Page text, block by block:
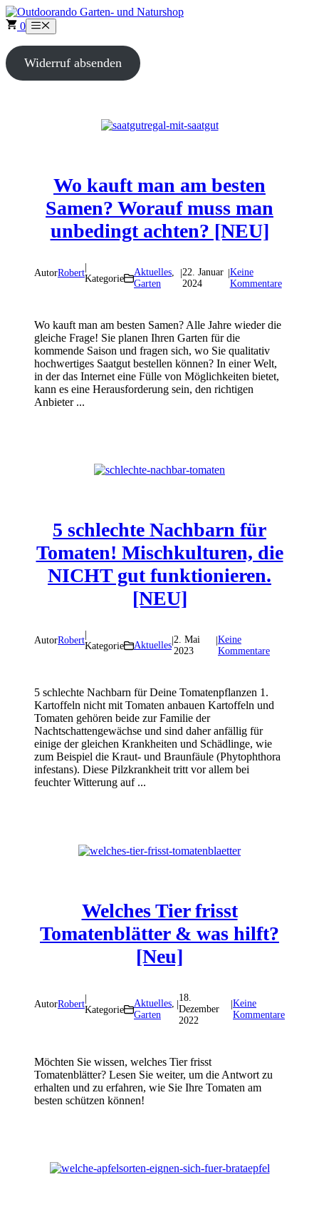
Zum
Inhalt
springen
0 Menü
Widerruf absenden
Wo kauft man am besten
Samen? Worauf muss man
unbedingt achten? [NEU]
AutorRobert
Kategorie
Aktuelles
Garten
|22. Januar
2024
Keine
Kommentare
Wo kauft man am besten Samen? Alle Jahre wieder die
gleiche Frage! Sie planen Ihren Garten für die
kommende Saison und fragen sich, wo Sie qualitativ
hochwertiges Saatgut bestellen können? In einer Welt,
in der das Internet eine Fülle von Möglichkeiten bietet,
kann es eine Herausforderung sein, den richtigen
Anbieter ...
5 schlechte Nachbarn für
Tomaten! Mischkulturen, die
NICHT gut funktionieren.
[NEU]
AutorRobert
Kategorie
Aktuelles
2. Mai
2023
Keine
Kommentare
5 schlechte Nachbarn für Deine Tomatenpflanzen 1.
Kartoffeln nicht mit Tomaten anbauen Kartoffeln und
Tomaten gehören beide zur Familie der
Nachtschattengewächse und sind daher anfällig für
einige der gleichen Krankheiten und Schädlinge, wie
zum Beispiel die Kraut- und Braunfäule (Phytophthora
infestans). Diese Pilzkrankheit tritt vor allem bei
feuchter Witterung auf ...
Welches Tier frisst
Tomatenblätter & was hilft?
[Neu]
AutorRobert
Kategorie
Aktuelles,
Garten
|
18.
Dezember
2022
Keine
Kommentare
Möchten Sie wissen, welches Tier frisst
Tomatenblätter? Lesen Sie weiter, um die Antwort zu
erhalten und zu erfahren, wie Sie Ihre Tomaten am
besten schützen können!